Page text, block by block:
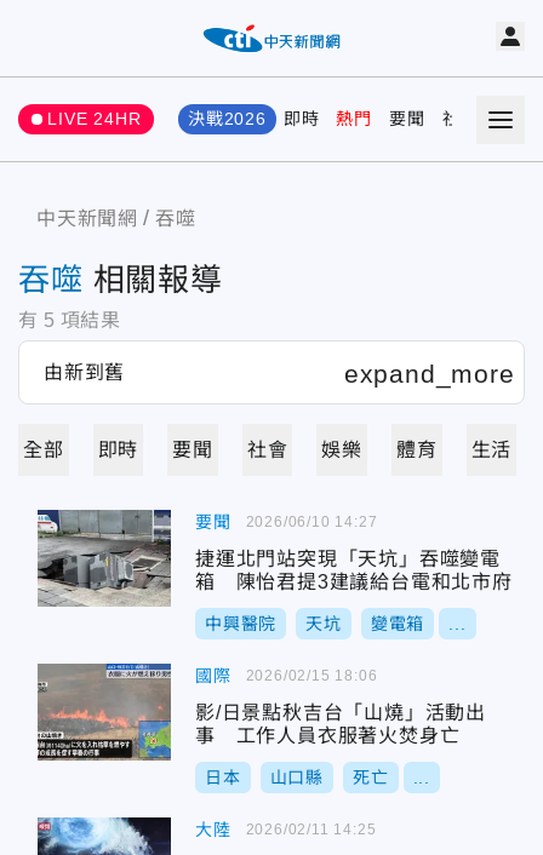
LIVE 24HR 決戰2026 即時 熱門 要聞 社會 娛樂
中天新聞網 吞噬
吞噬 相關報導
有 5 項結果
全部 即時 要聞 社會 娛樂 體育 生活
要聞
捷運北門站突現「天坑」吞噬變電
箱 陳怡君提3建議給台電和北市府
中興醫院 天坑 變電箱
2026/06/10 14:27
國際
影/日景點秋吉台「山燒」活動出
事 工作人員衣服著火焚身亡
日本 山口縣 死亡
2026/02/15 18:06
大陸 2026/02/11 14:25